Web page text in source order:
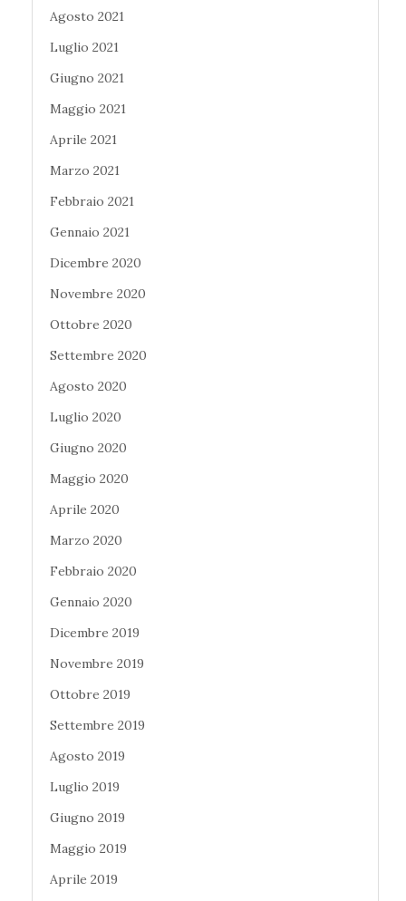
Agosto 2021
Luglio 2021
Giugno 2021
Maggio 2021
Aprile 2021
Marzo 2021
Febbraio 2021
Gennaio 2021
Dicembre 2020
Novembre 2020
Ottobre 2020
Settembre 2020
Agosto 2020
Luglio 2020
Giugno 2020
Maggio 2020
Aprile 2020
Marzo 2020
Febbraio 2020
Gennaio 2020
Dicembre 2019
Novembre 2019
Ottobre 2019
Settembre 2019
Agosto 2019
Luglio 2019
Giugno 2019
Maggio 2019
Aprile 2019